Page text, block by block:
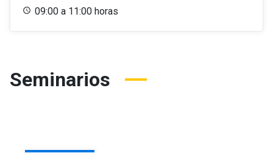
09:00 a 11:00 horas
Seminarios